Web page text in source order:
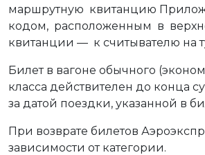
маршрутную квитанцию
кодом, расположенным в
квитанции — к считывателю на
Билет в вагоне обычного
класса действителен до конца
за датой поездки, указанной в
При возврате билетов
зависимости от категории.